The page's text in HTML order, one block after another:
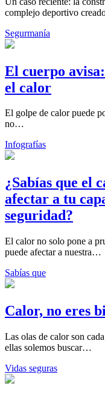
complejo deportivo
Segurmanía
El cuerpo
el calor
El golpe de calor puede
no…
Infografías
¿Sabías que el
afectar a tu
seguridad?
El calor no solo pone a
puede afectar a nuestra…
Sabías que
Calor, no eres
Las olas de calor son
ellas solemos buscar…
Vidas seguras